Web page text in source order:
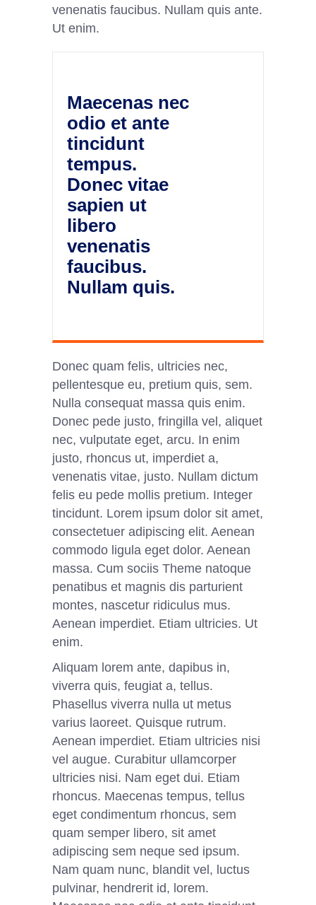
venenatis faucibus. Nullam quis ante.
Ut enim.
Maecenas nec
odio et ante
tincidunt
tempus.
Donec vitae
sapien ut
libero
venenatis
faucibus.
Nullam quis.
Donec quam felis, ultricies nec,
pellentesque eu, pretium quis, sem.
Nulla consequat massa quis enim.
Donec pede justo, fringilla vel, aliquet
nec, vulputate eget, arcu. In enim
justo, rhoncus ut, imperdiet a,
venenatis vitae, justo. Nullam dictum
felis eu pede mollis pretium. Integer
tincidunt. Lorem ipsum dolor sit amet,
consectetuer adipiscing elit. Aenean
commodo ligula eget dolor. Aenean
massa. Cum sociis Theme natoque
penatibus et magnis dis parturient
montes, nascetur ridiculus mus.
Aenean imperdiet. Etiam ultricies. Ut
enim.
Aliquam lorem ante, dapibus in,
viverra quis, feugiat a, tellus.
Phasellus viverra nulla ut metus
varius laoreet. Quisque rutrum.
Aenean imperdiet. Etiam ultricies nisi
vel augue. Curabitur ullamcorper
ultricies nisi. Nam eget dui. Etiam
rhoncus. Maecenas tempus, tellus
eget condimentum rhoncus, sem
quam semper libero, sit amet
adipiscing sem neque sed ipsum.
Nam quam nunc, blandit vel, luctus
pulvinar, hendrerit id, lorem.